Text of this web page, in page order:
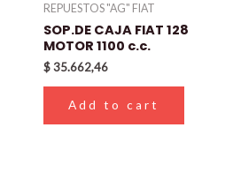
REPUESTOS "AG" FIAT
SOP.DE CAJA FIAT 128
MOTOR 1100 c.c.
$35.662,46
Add to cart